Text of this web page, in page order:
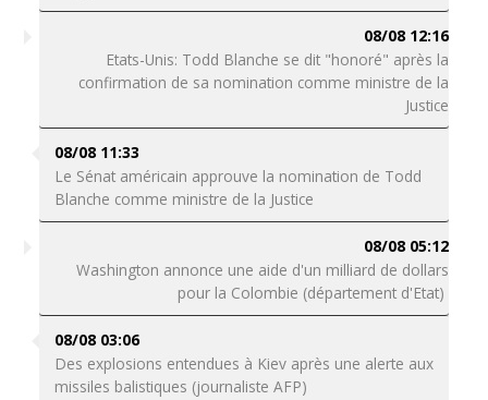
08/08 12:16
Etats-Unis: Todd Blanche se dit "honoré" après la
confirmation de sa nomination comme ministre de la
Justice
08/08 11:33
Le Sénat américain approuve la nomination de Todd
Blanche comme ministre de la Justice
08/08 05:12
Washington annonce une aide d'un milliard de dollars
pour la Colombie (département d'Etat)
08/08 03:06
Des explosions entendues à Kiev après une alerte aux
missiles balistiques (journaliste AFP)